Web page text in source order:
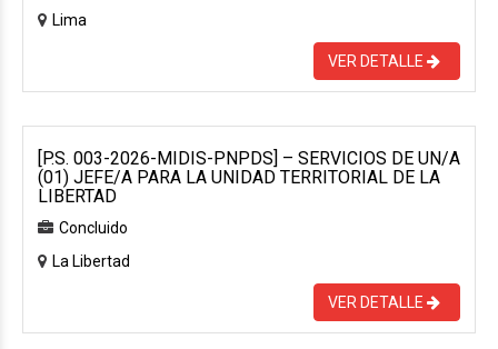
Lima
VER DETALLE
[P.S. 003-2026-MIDIS-PNPDS] – SERVICIOS DE UN/A
(01) JEFE/A PARA LA UNIDAD TERRITORIAL DE LA
LIBERTAD
Concluido
La Libertad
VER DETALLE